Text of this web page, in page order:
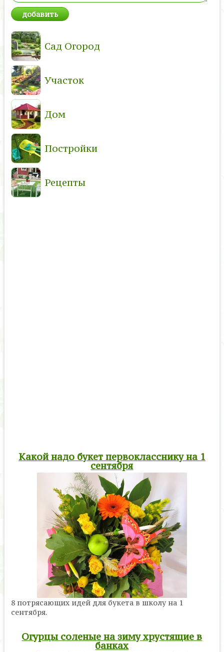
Сад Огород
Участок
Дом
Постройки
Рецепты
Какой надо букет первокласснику на 1
сентября
8 потрясающих идей для букета в школу на 1
сентября.
Огурцы соленые на зиму хрустящие в
банках